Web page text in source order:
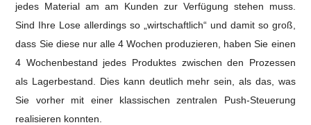
jedes Material am am Kunden zur Verfügung stehen muss.
Sind Ihre Lose allerdings so „wirtschaftlich“ und damit so groß,
dass Sie diese nur alle 4 Wochen produzieren, haben Sie einen
4 Wochenbestand jedes Produktes zwischen den Prozessen
als Lagerbestand. Dies kann deutlich mehr sein, als das, was
Sie vorher mit einer klassischen zentralen Push-Steuerung
realisieren konnten.